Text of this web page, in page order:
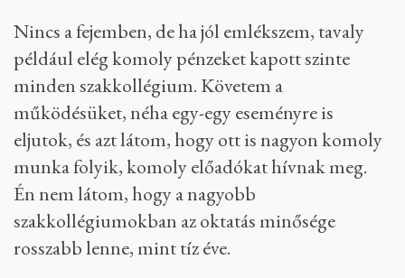
Nincs a fejemben, de ha jól emlékszem, tavaly
például elég komoly pénzeket kapott szinte
minden szakkollégium. Követem a
működésüket, néha egy-egy eseményre is
eljutok, és azt látom, hogy ott is nagyon komoly
munka folyik, komoly előadókat hívnak meg.
Én nem látom, hogy a nagyobb
szakkollégiumokban az oktatás minősége
rosszabb lenne, mint tíz éve.